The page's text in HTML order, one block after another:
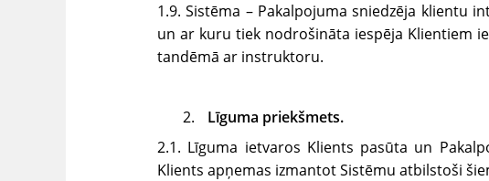
1.9. Sistēma – Pakalpojuma sniedzēja klientu
un ar kuru tiek nodrošināta iespēja Klientiem
tandēmā ar instruktoru.
Līguma priekšmets.
2.1. Līguma ietvaros Klients pasūta un
Klients apņemas izmantot Sistēmu atbilstoši